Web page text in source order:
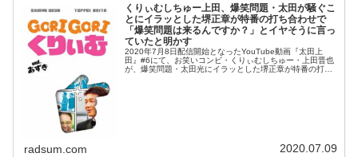
くりぃむしちゅー上田、爆笑問題・太田が騒ぐこ
とにイラッとした堺正章が特番の打ち合わせで
「爆笑問題は来るんですか？」とイヤそうに言っ
ていたと明かす
2020年7月8日配信開始となったYouTube動画『太田上
田』#6にて、お笑いコンビ・くりぃむしちゅー・上田晋也
が、爆笑問題・太田光にイラッとした堺正章が特番の打ち
radsum.com 2020.07.09